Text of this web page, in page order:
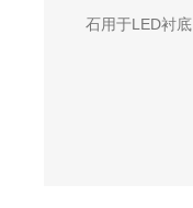
石用于LED衬